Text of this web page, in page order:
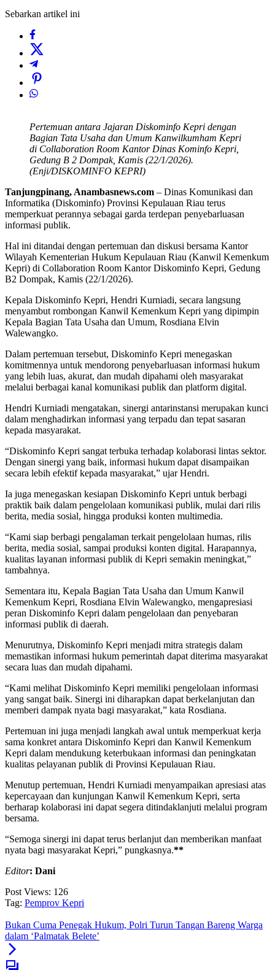
Sebarkan artikel ini
Pertemuan antara Jajaran Diskominfo Kepri dengan
Bagian Tata Usaha dan Umum Kanwilkumham Kepri
di Collaboration Room Kantor Dinas Kominfo Kepri,
Gedung B 2 Dompak, Kamis (22/1/2026).
(Enji/DISKOMINFO KEPRI)
Tanjungpinang, Anambasnews.com – Dinas Komunikasi dan
Informatika (Diskominfo) Provinsi Kepulauan Riau terus
memperkuat perannya sebagai garda terdepan penyebarluasan
informasi publik.
Hal ini ditandai dengan pertemuan dan diskusi bersama Kantor
Wilayah Kementerian Hukum Kepulauan Riau (Kanwil Kemenkum
Kepri) di Collaboration Room Kantor Diskominfo Kepri, Gedung
B2 Dompak, Kamis (22/1/2026).
Kepala Diskominfo Kepri, Hendri Kurniadi, secara langsung
menyambut rombongan Kanwil Kemenkum Kepri yang dipimpin
Kepala Bagian Tata Usaha dan Umum, Rosdiana Elvin
Walewangko.
Dalam pertemuan tersebut, Diskominfo Kepri menegaskan
komitmennya untuk mendorong penyebarluasan informasi hukum
yang lebih luas, akurat, dan mudah dipahami oleh masyarakat
melalui berbagai kanal komunikasi publik dan platform digital.
Hendri Kurniadi mengatakan, sinergi antarinstansi merupakan kunci
dalam menghadirkan informasi yang terpadu dan tepat sasaran
kepada masyarakat.
“Diskominfo Kepri sangat terbuka terhadap kolaborasi lintas sektor.
Dengan sinergi yang baik, informasi hukum dapat disampaikan
secara lebih efektif kepada masyarakat,” ujar Hendri.
Ia juga menegaskan kesiapan Diskominfo Kepri untuk berbagi
praktik baik dalam pengelolaan komunikasi publik, mulai dari rilis
berita, media sosial, hingga produksi konten multimedia.
“Kami siap berbagi pengalaman terkait pengelolaan humas, rilis
berita, media sosial, sampai produksi konten digital. Harapannya,
kualitas layanan informasi publik di Kepri semakin meningkat,”
tambahnya.
Sementara itu, Kepala Bagian Tata Usaha dan Umum Kanwil
Kemenkum Kepri, Rosdiana Elvin Walewangko, mengapresiasi
peran Diskominfo Kepri dalam pengelolaan dan penyebaran
informasi publik di daerah.
Menurutnya, Diskominfo Kepri menjadi mitra strategis dalam
memastikan informasi hukum pemerintah dapat diterima masyarakat
secara luas dan mudah dipahami.
“Kami melihat Diskominfo Kepri memiliki pengelolaan informasi
yang sangat baik. Sinergi ini diharapkan dapat berkelanjutan dan
memberi dampak nyata bagi masyarakat,” kata Rosdiana.
Pertemuan ini juga menjadi langkah awal untuk memperkuat kerja
sama konkret antara Diskominfo Kepri dan Kanwil Kemenkum
Kepri dalam mendukung keterbukaan informasi dan peningkatan
kualitas pelayanan publik di Provinsi Kepulauan Riau.
Menutup pertemuan, Hendri Kurniadi menyampaikan apresiasi atas
kepercayaan dan kunjungan Kanwil Kemenkum Kepri, serta
berharap kolaborasi ini dapat segera ditindaklanjuti melalui program
bersama.
“Semoga sinergi ini dapat terus berlanjut dan memberikan manfaat
nyata bagi masyarakat Kepri,” pungkasnya.**
Editor: Dani
Post Views: 126
Tag: Pemprov Kepri
Bukan Cuma Penegak Hukum, Polri Turun Tangan Bareng Warga
dalam ‘Palmatak Belete’